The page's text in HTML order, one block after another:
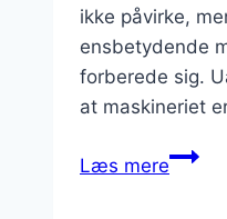
ikke påvirke,
ensbetydende
forberede sig.
at maskineriet
Læs mereBliv